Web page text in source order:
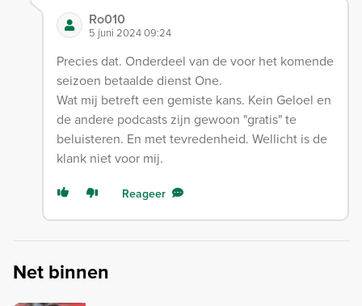
Ro010
5 juni 2024 09:24
Precies dat. Onderdeel van de voor het komende
seizoen betaalde dienst One.
Wat mij betreft een gemiste kans. Kein Geloel en
de andere podcasts zijn gewoon "gratis" te
beluisteren. En met tevredenheid. Wellicht is de
klank niet voor mij.
Reageer
Net binnen